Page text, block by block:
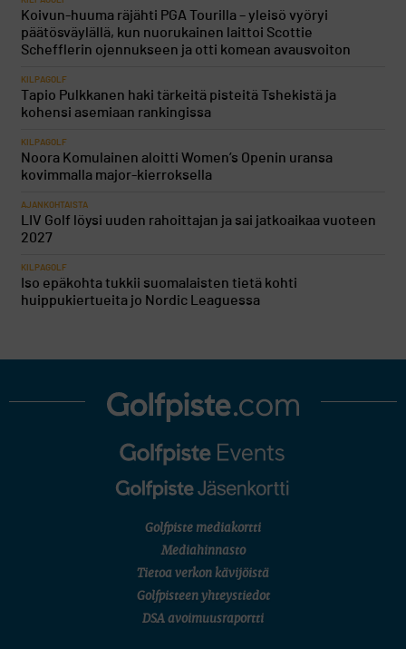
Koivun-huuma räjähti PGA Tourilla – yleisö vyöryi
päätösväylällä, kun nuorukainen laittoi Scottie
Schefflerin ojennukseen ja otti komean avausvoiton
KILPAGOLF
Tapio Pulkkanen haki tärkeitä pisteitä Tshekistä ja
kohensi asemiaan rankingissa
KILPAGOLF
Noora Komulainen aloitti Women’s Openin uransa
kovimmalla major-kierroksella
AJANKOHTAISTA
LIV Golf löysi uuden rahoittajan ja sai jatkoaikaa vuoteen
2027
KILPAGOLF
Iso epäkohta tukkii suomalaisten tietä kohti
huippukiertueita jo Nordic Leaguessa
Golfpiste mediakortti
Mediahinnasto
Tietoa verkon kävijöistä
Golfpisteen yhteystiedot
DSA avoimuusraportti